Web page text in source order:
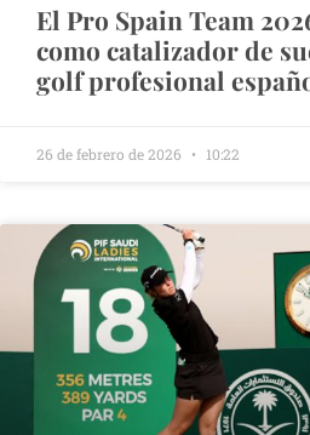
El Pro Spain Team
como catalizador de
golf profesional
26 de febrero de 2026 10:22